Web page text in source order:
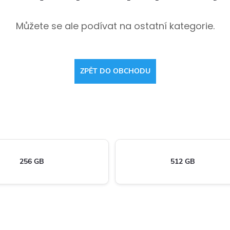
Můžete se ale podívat na ostatní kategorie.
ZPĚT DO OBCHODU
256 GB 512 GB